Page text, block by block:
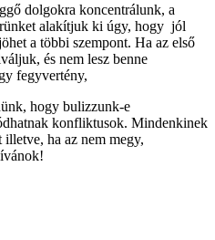
dolgokra koncentrálunk, a
alakítjuk ki úgy, hogy jól
a többi szempont. Ha az első
és nem lesz benne
fegyvertény,
hogy bulizzunk-e
konfliktusok. Mindenkinek
ha az nem megy,